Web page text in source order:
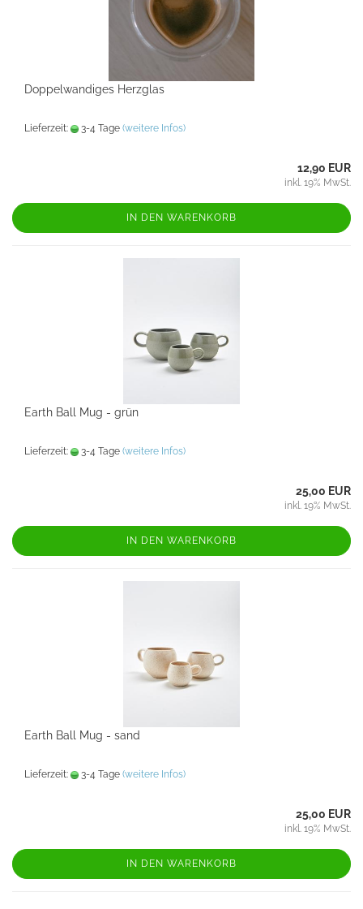
Doppelwandiges Herzglas
Lieferzeit: 3-4 Tage (weitere Infos)
12,90 EUR
inkl. 19% MwSt.
IN DEN WARENKORB
Earth Ball Mug - grün
Lieferzeit: 3-4 Tage (weitere Infos)
25,00 EUR
inkl. 19% MwSt.
IN DEN WARENKORB
Earth Ball Mug - sand
Lieferzeit: 3-4 Tage (weitere Infos)
25,00 EUR
inkl. 19% MwSt.
IN DEN WARENKORB